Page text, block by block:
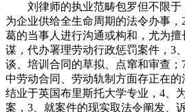
刘律师的执业范畴包罗但不限于
为企业供给全生命周期的法令办事
葛的当事人进行沟通或构和，尤为
谋，代办署理劳动行政惩罚案件，3
谈、培训合同的草拟、点窜和审查
中劳动合同、劳动轨制方面存正在的
结业于英国布里斯托大学专业，4、
案，3、就案件的现实取法令阐发、